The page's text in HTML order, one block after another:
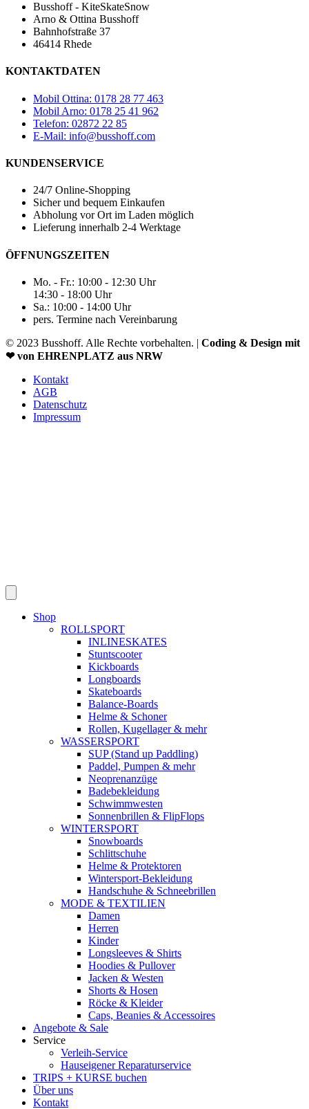
Busshoff - KiteSkateSnow
Arno & Ottina Busshoff
Bahnhofstraße 37
46414 Rhede
KONTAKTDATEN
Mobil Ottina: 0178 28 77 463
Mobil Arno: 0178 25 41 962
Telefon: 02872 22 85
E-Mail: info@busshoff.com
KUNDENSERVICE
24/7 Online-Shopping
Sicher und bequem Einkaufen
Abholung vor Ort im Laden möglich
Lieferung innerhalb 2-4 Werktage
ÖFFNUNGSZEITEN
Mo. - Fr.: 10:00 - 12:30 Uhr
14:30 - 18:00 Uhr
Sa.: 10:00 - 14:00 Uhr
pers. Termine nach Vereinbarung
© 2023 Busshoff. Alle Rechte vorbehalten. | Coding & Design mit
❤ von EHRENPLATZ aus NRW
Kontakt
AGB
Datenschutz
Impressum
Shop
ROLLSPORT
INLINESKATES
Stuntscooter
Kickboards
Longboards
Skateboards
Balance-Boards
Helme & Schoner
Rollen, Kugellager & mehr
WASSERSPORT
SUP (Stand up Paddling)
Paddel, Pumpen & mehr
Neoprenanzüge
Badebekleidung
Schwimmwesten
Sonnenbrillen & FlipFlops
WINTERSPORT
Snowboards
Schlittschuhe
Helme & Protektoren
Wintersport-Bekleidung
Handschuhe & Schneebrillen
MODE & TEXTILIEN
Damen
Herren
Kinder
Longsleeves & Shirts
Hoodies & Pullover
Jacken & Westen
Shorts & Hosen
Röcke & Kleider
Caps, Beanies & Accessoires
Angebote & Sale
Service
Verleih-Service
Hauseigener Reparaturservice
TRIPS + KURSE buchen
Über uns
Kontakt